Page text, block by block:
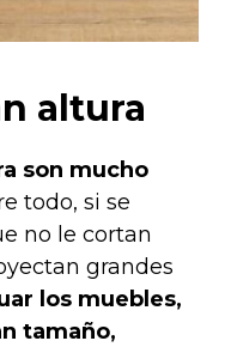
altura
son mucho
todo, si se
no le cortan
grandes
los muebles,
tamaño,